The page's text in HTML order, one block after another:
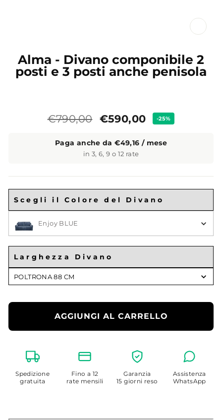
Alma - Divano componibile 2
posti e 3 posti anche penisola
Prezzo
€790,00 Prezzo
€590,00 -25%
Paga anche da €49,16 / mese
in 3, 6, 9 o 12 rate
Scegli il Colore del Divano
Enjoy BLUE
Larghezza Divano
Divano
POLTRONA 88 CM
AGGIUNGI AL CARRELLO
Spedizione
gratuita
Fino a 12
rate mensili
Garanzia
15 giorni reso
Assistenza
WhatsApp